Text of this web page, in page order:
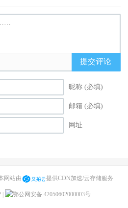
提交评论
昵称 (必填)
邮箱 (必填)
网址
网站由 提供CDN加速/云存储服务
鄂公网安备 42050602000003号